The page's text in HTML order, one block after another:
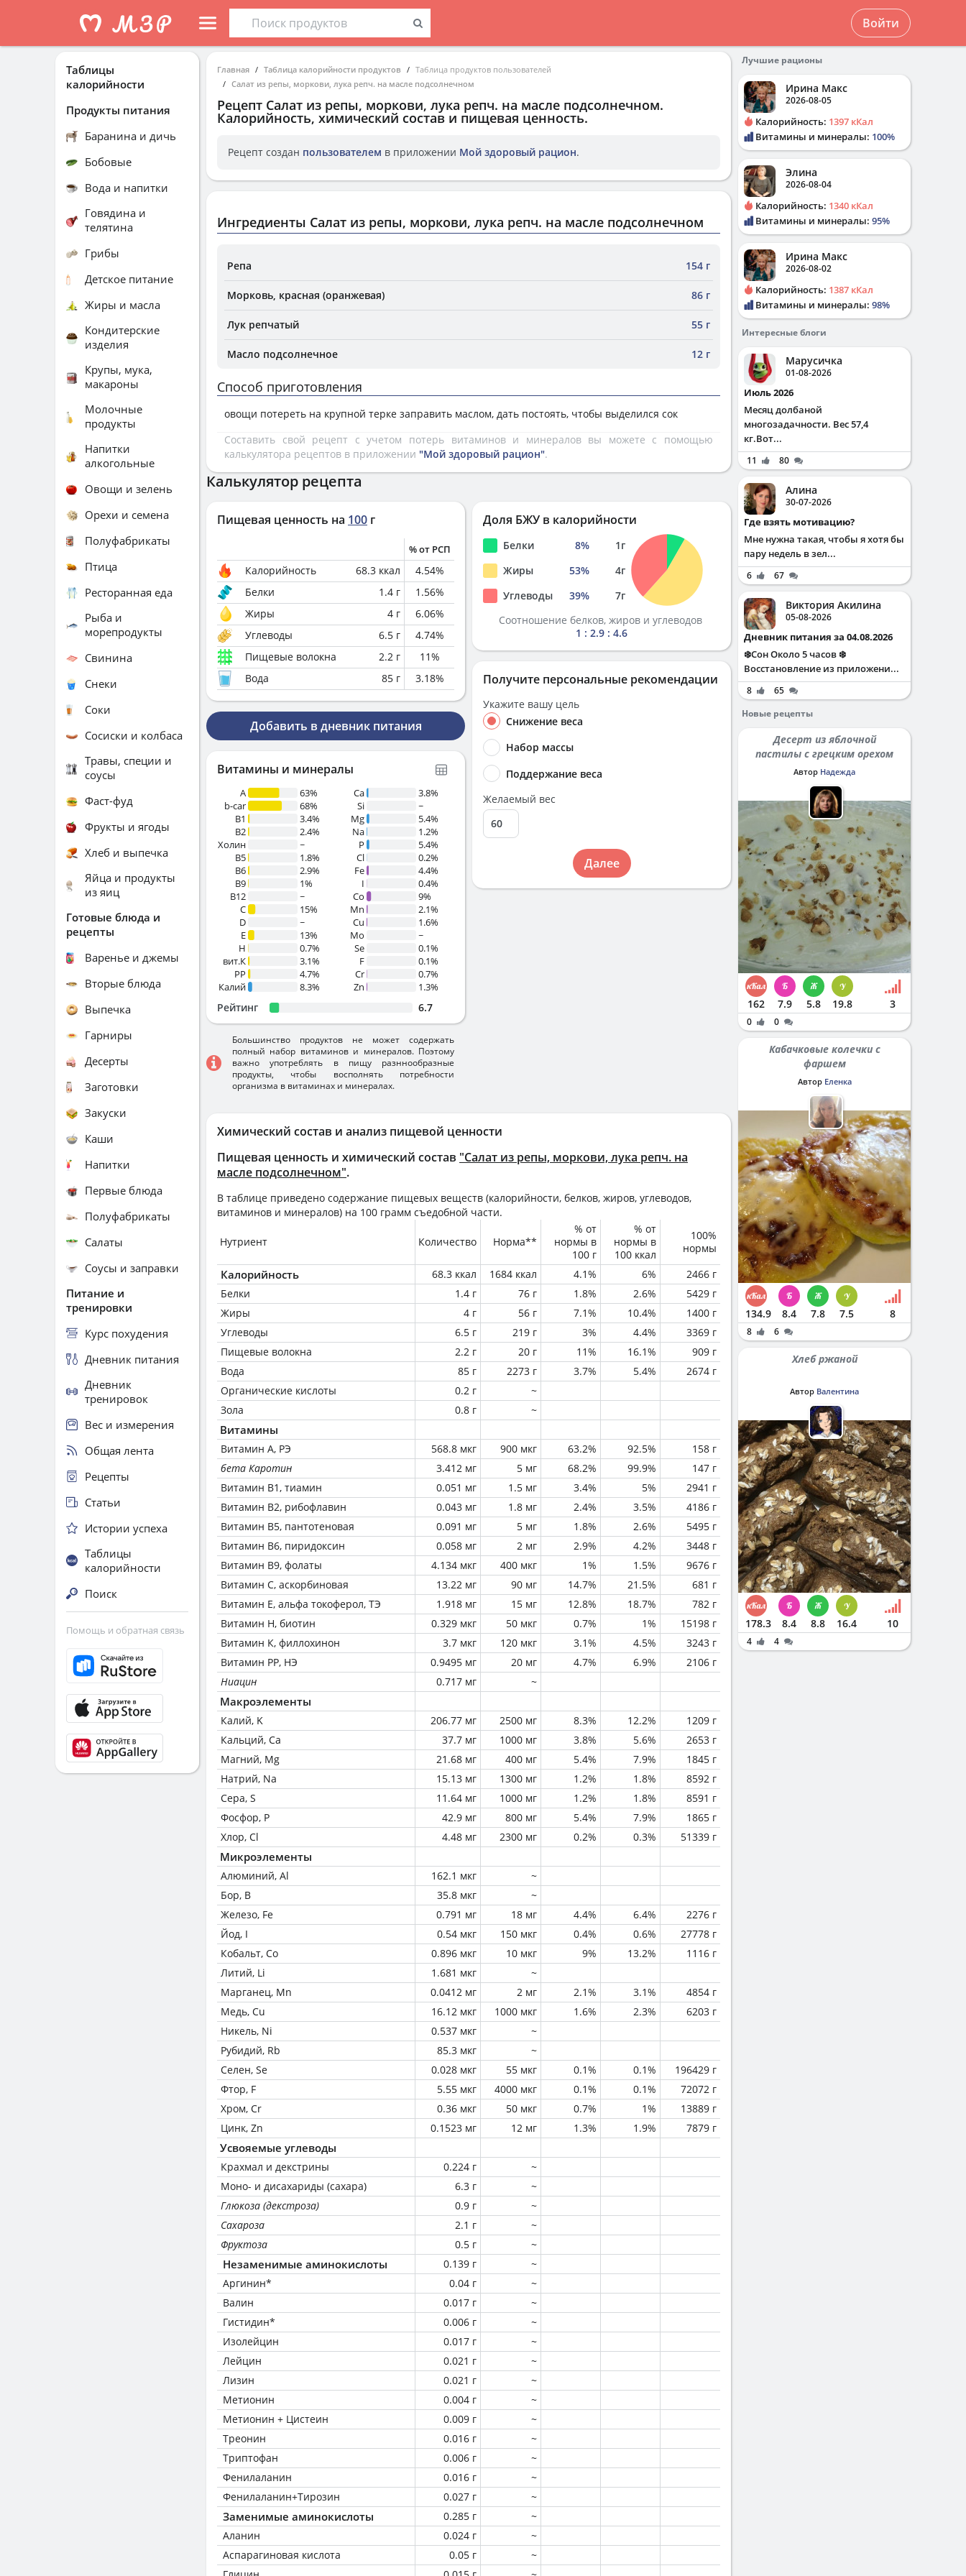
Войти
Главная Таблица калорийности продуктов
Таблица продуктов пользователей
Салат из репы, моркови, лука репч. на масле подсолнечном
Рецепт Салат из репы, моркови, лука репч. на масле подсолнечном.
Калорийность, химический состав и пищевая ценность.
Рецепт создан пользователем в приложении Мой здоровый рацион.
Ингредиенты Салат из репы, моркови, лука репч. на масле подсолнечном
Репа 154 г
Морковь, красная (оранжевая) 86 г
Лук репчатый 55 г
Масло подсолнечное 12 г
Способ приготовления
овощи потереть на крупной терке заправить маслом, дать постоять, чтобы выделился сок
Составить свой рецепт с учетом потерь витаминов и минералов вы можете с помощью
калькулятора рецептов в приложении "Мой здоровый рацион".
Химический состав и анализ пищевой ценности
Пищевая ценность и химический состав "Салат из репы, моркови, лука репч. на
масле подсолнечном".
В таблице приведено содержание пищевых веществ (калорийности, белков, жиров, углеводов,
витаминов и минералов) на 100 грамм съедобной части.
Нутриент Количество Норма**
% от
нормы в
100 г
% от
нормы в
100 ккал
100%
нормы
Калорийность 68.3 ккал 1684 ккал 4.1% 6%
2466 г
Белки
1.4 г 76 г 1.8% 2.6%
5429 г
Жиры
4 г 56 г 7.1% 10.4%
1400 г
Углеводы
6.5 г 219 г 3% 4.4%
3369 г
Пищевые волокна
2.2 г 20 г 11% 16.1%
909 г
Вода
85 г 2273 г 3.7% 5.4%
2674 г
Органические кислоты
0.2 г
~
Зола
0.8 г ~
Витамины
Витамин А, РЭ 568.8 мкг 900 мкг 63.2% 92.5%
158 г
бета Каротин
3.412 мг 5 мг 68.2% 99.9%
147 г
Витамин В1, тиамин
0.051 мг 1.5 мг 3.4% 5%
2941 г
Витамин В2, рибофлавин
0.043 мг 1.8 мг 2.4% 3.5%
4186 г
Витамин В5, пантотеновая
0.091 мг 5 мг 1.8% 2.6%
5495 г
Витамин В6, пиридоксин
0.058 мг 2 мг 2.9% 4.2%
3448 г
Витамин В9, фолаты
4.134 мкг 400 мкг 1% 1.5%
9676 г
Витамин C, аскорбиновая
13.22 мг 90 мг 14.7% 21.5%
681 г
Витамин Е, альфа токоферол, ТЭ
1.918 мг 15 мг 12.8% 18.7%
782 г
Витамин Н, биотин
0.329 мкг 50 мкг 0.7% 1%
15198 г
Витамин К, филлохинон
3.7 мкг 120 мкг 3.1% 4.5%
3243 г
Витамин РР, НЭ
0.9495 мг 20 мг 4.7% 6.9%
2106 г
Ниацин
0.717 мг ~
Макроэлементы
Калий, K 206.77 мг 2500 мг 8.3% 12.2%
1209 г
Кальций, Ca
37.7 мг 1000 мг 3.8% 5.6%
2653 г
Магний, Mg
21.68 мг 400 мг 5.4% 7.9%
1845 г
Натрий, Na
15.13 мг 1300 мг 1.2% 1.8%
8592 г
Сера, S
11.64 мг 1000 мг 1.2% 1.8%
8591 г
Фосфор, P
42.9 мг 800 мг 5.4% 7.9%
1865 г
Хлор, Cl
4.48 мг 2300 мг 0.2% 0.3% 51339 г
Микроэлементы
Алюминий, Al 162.1 мкг
~
Бор, B
35.8 мкг
~
Железо, Fe
0.791 мг 18 мг 4.4% 6.4%
2276 г
Йод, I
0.54 мкг 150 мкг 0.4% 0.6%
27778 г
Кобальт, Co
0.896 мкг 10 мкг 9% 13.2%
1116 г
Литий, Li
1.681 мкг
~
Марганец, Mn
0.0412 мг 2 мг 2.1% 3.1%
4854 г
Медь, Cu
16.12 мкг 1000 мкг 1.6% 2.3%
6203 г
Никель, Ni
0.537 мкг
~
Рубидий, Rb
85.3 мкг
~
Селен, Se
0.028 мкг 55 мкг 0.1% 0.1%
196429 г
Фтор, F
5.55 мкг 4000 мкг 0.1% 0.1%
72072 г
Хром, Cr
0.36 мкг 50 мкг 0.7% 1%
13889 г
Цинк, Zn
0.1523 мг 12 мг 1.3% 1.9% 7879 г
Усвояемые углеводы
Крахмал и декстрины 0.224 г
~
Моно- и дисахариды (сахара)
6.3 г
~
Глюкоза (декстроза)
0.9 г
~
Сахароза
2.1 г
~
Фруктоза
0.5 г ~
Незаменимые аминокислоты 0.139 г
~
Аргинин*
0.04 г
~
Валин
0.017 г
~
Гистидин*
0.006 г
~
Изолейцин
0.017 г
~
Лейцин
0.021 г
~
Лизин
0.021 г
~
Метионин
0.004 г
~
Метионин + Цистеин
0.009 г
~
Треонин
0.016 г
~
Триптофан
0.006 г
~
Фенилаланин
0.016 г
~
Фенилаланин+Тирозин
0.027 г ~
Заменимые аминокислоты 0.285 г
~
Аланин
0.024 г
~
Аспарагиновая кислота
0.05 г
~
Калькулятор рецепта
Пищевая ценность на 100 г
% от РСП
Калорийность 68.3 ккал 4.54%
Белки
1.4 г 1.56%
Жиры
4 г 6.06%
Углеводы
6.5 г 4.74%
Пищевые волокна
2.2 г 11%
Вода
85 г 3.18%
Добавить в дневник питания
Витамины и минералы
A
63%
b-car
68%
В1
3.4%
B2
2.4%
Холин
~
B5
1.8%
B6
2.9%
B9
1%
B12
~
C
15%
D
~
E
13%
H
0.7%
вит.К
3.1%
PP
4.7%
Калий
8.3%
Ca
3.8%
Si
~
Mg
5.4%
Na
1.2%
P
5.4%
Cl
0.2%
Fe
4.4%
I
0.4%
Co
9%
Mn
2.1%
Cu
1.6%
Mo
~
Se
0.1%
F
0.1%
Cr
0.7%
Zn
1.3%
Рейтинг 6.7
Большинство продуктов не может содержать
полный набор витаминов и минералов. Поэтому
важно употреблять в пищу разннообразные
продукты, чтобы восполнять потребности
организма в витаминах и минералах.
Доля БЖУ в калорийности
Белки 8% 1г
Жиры
53% 4г
Углеводы
39% 7г
Соотношение белков, жиров и углеводов
1 : 2.9 : 4.6
Получите персональные рекомендации
Укажите вашу цель
Снижение веса
Набор массы
Поддержание веса
Желаемый вес
Далее
Таблицы
калорийности
Продукты питания
Баранина и дичь
Бобовые
Вода и напитки
Говядина и
телятина
Грибы
Детское питание
Жиры и масла
Кондитерские
изделия
Крупы, мука,
макароны
Молочные
продукты
Напитки
алкогольные
Овощи и зелень
Орехи и семена
Полуфабрикаты
Птица
Ресторанная еда
Рыба и
морепродукты
Свинина
Снеки
Соки
Сосиски и колбаса
Травы, специи и
соусы
Фаст-фуд
Фрукты и ягоды
Хлеб и выпечка
Яйца и продукты
из яиц
Готовые блюда и
рецепты
Варенье и джемы
Вторые блюда
Выпечка
Гарниры
Десерты
Заготовки
Закуски
Каши
Напитки
Первые блюда
Полуфабрикаты
Салаты
Соусы и заправки
Питание и
тренировки
Курс похудения
Дневник питания
Дневник
тренировок
Вес и измерения
Общая лента
Рецепты
Статьи
Истории успеха
Таблицы
калорийности
Поиск
Помощь и обратная связь
Лучшие рационы
Ирина Макс
2026-08-05
Калорийность: 1397 кКал
Витамины и минералы: 100%
Элина
2026-08-04
Калорийность: 1340 кКал
Витамины и минералы: 95%
Ирина Макс
2026-08-02
Калорийность: 1387 кКал
Витамины и минералы: 98%
Интересные блоги
Марусичка
01-08-2026
Июль 2026
Месяц долбаной
многозадачности. Вес 57,4
кг.Вот...
11 80
Алина
30-07-2026
Где взять мотивацию?
Мне нужна такая, чтобы я хотя бы
пару недель в зел...
6 67
Виктория Акилина
05-08-2026
Дневник питания за 04.08.2026
❄️Сон Около 5 часов ❄️
Восстановление из приложени...
8
65
Новые рецепты
Десерт из яблочной
пастилы с грецким орехом
Автор Надежда
162 7.9 5.8 19.8 3
0 0
Кабачковые колечки с
фаршем
Автор Еленка
134.9 8.4 7.8 7.5 8
8 6
Хлеб ржаной
Автор Валентина
178.3 8.4 8.8 16.4 10
4 4